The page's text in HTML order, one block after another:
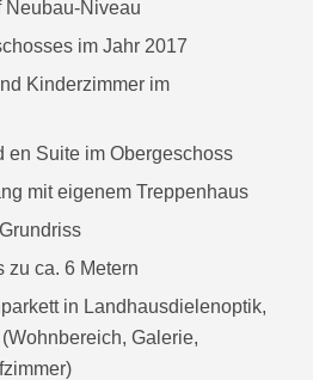
Neubau-Niveau
im Jahr 2017
Kinderzimmer im
en Suite im Obergeschoss
mit eigenem Treppenhaus
zu ca. 6 Metern
in Landhausdielenoptik,
Galerie,